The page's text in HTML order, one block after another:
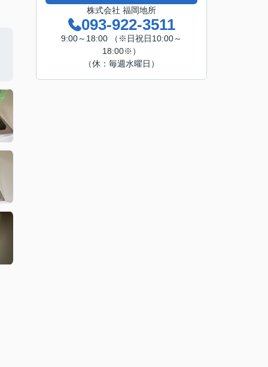
株式会社 福岡地所
093-922-3511
9:00～18:00 （※日祝日10:00～
18:00※）
（休：毎週水曜日）